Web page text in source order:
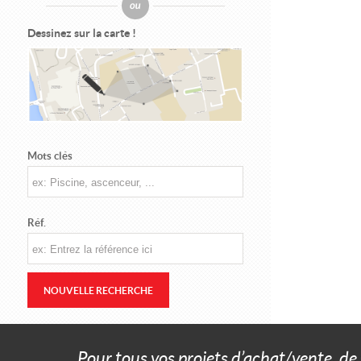
Dessinez sur la carte !
Mots clés
Réf.
NOUVELLE RECHERCHE